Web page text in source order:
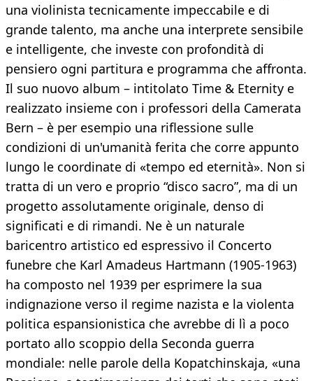
una violinista tecnicamente impeccabile e di
grande talento, ma anche una interprete sensibile
e intelligente, che investe con profondità di
pensiero ogni partitura e programma che affronta.
Il suo nuovo album – intitolato Time & Eternity e
realizzato insieme con i professori della Camerata
Bern – è per esempio una riflessione sulle
condizioni di un'umanità ferita che corre appunto
lungo le coordinate di «tempo ed eternità». Non si
tratta di un vero e proprio “disco sacro”, ma di un
progetto assolutamente originale, denso di
significati e di rimandi. Ne è un naturale
baricentro artistico ed espressivo il Concerto
funebre che Karl Amadeus Hartmann (1905-1963)
ha composto nel 1939 per esprimere la sua
indignazione verso il regime nazista e la violenta
politica espansionistica che avrebbe di lì a poco
portato allo scoppio della Seconda guerra
mondiale: nelle parole della Kopatchinskaja, «una